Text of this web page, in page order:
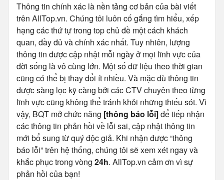
Thông tin chính xác là nền tảng cơ bản của bài viết
trên AllTop.vn. Chúng tôi luôn cố gắng tìm hiểu, xếp
hạng các thứ tự trong top chủ đề một cách khách
quan, đầy đủ và chính xác nhất. Tuy nhiên, lượng
thông tin được cập nhật mỗi ngày ở mọi lĩnh vực của
đời sống là vô cùng lớn. Một số dữ liệu theo thời gian
cũng có thể bị thay đổi ít nhiều. Và mặc dù thông tin
được sàng lọc kỹ càng bởi các CTV chuyên theo từng
lĩnh vực cũng không thể tránh khỏi những thiếu sót. Vì
vậy, BQT mở chức năng [thông báo lỗi]để tiếp nhận
các thông tin phản hồi về lỗi sai, cập nhật thông tin
mới bổ sung từ quý độc giả. Khi nhận được “thông
báo lỗi” trên hệ thống, chúng tôi sẽ xem xét ngay và
khắc phục trong vòng 24h. AllTop.vn cảm ơn vì sự
phản hồi của bạn!